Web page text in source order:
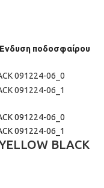
ποδοσφαίρου
BLACK